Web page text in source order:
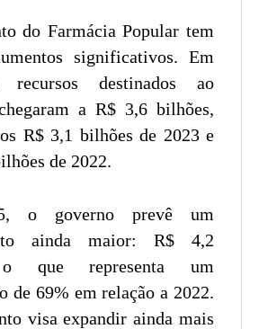
do Farmácia Popular tem
significativos. Em
destinados ao
a R$ 3,6 bilhões,
R$ 3,1 bilhões de 2023 e
de 2022.
o governo prevê um
ainda maior: R$ 4,2
que representa um
de 69% em relação a 2022.
visa expandir ainda mais